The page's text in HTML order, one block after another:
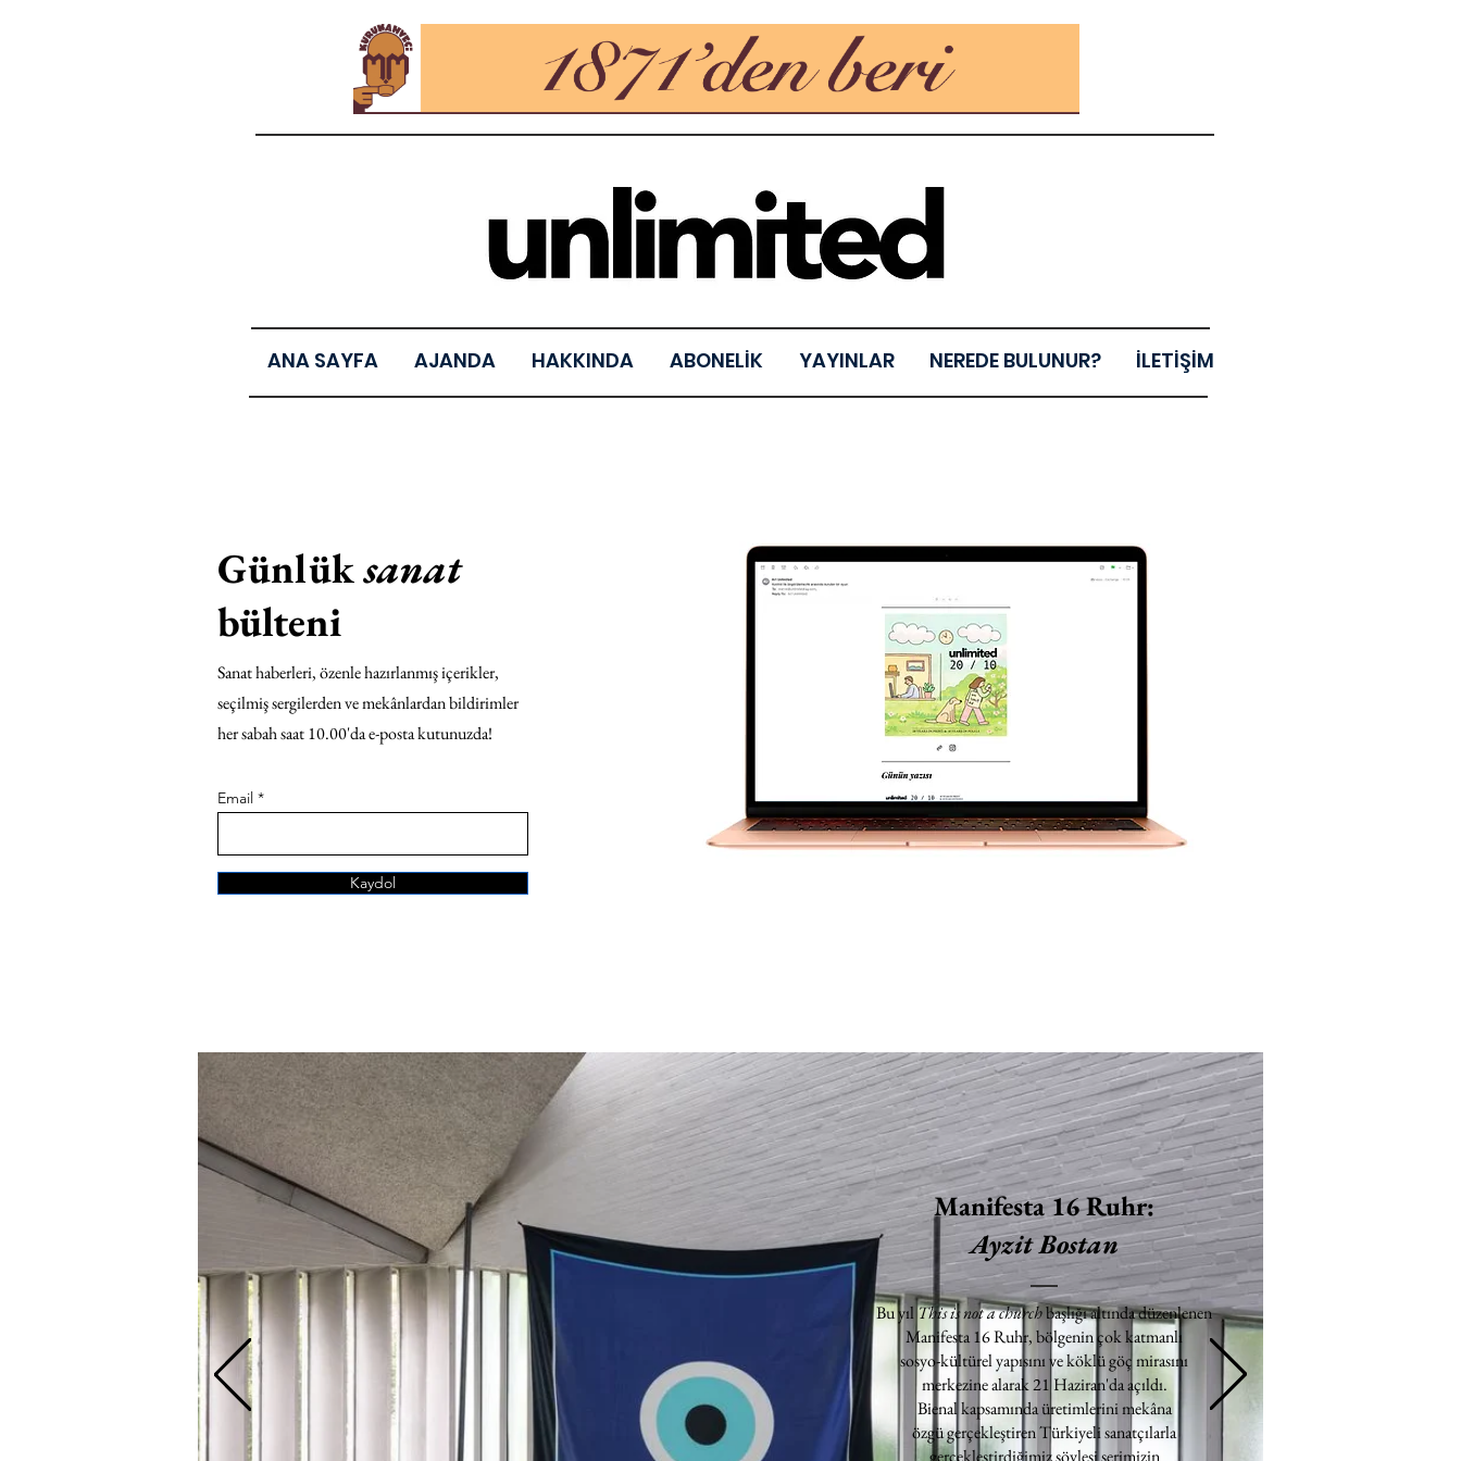
ANA SAYFA AJANDA HAKKINDA ABONELİK YAYINLAR NEREDE BULUNUR? İLETİŞİM
Günlüksanat
bülteni
Sanat haberleri, özenle hazırlanmış içerikler,
seçilmiş sergilerden ve mekânlardan bildirimler
her sabah saat 10.00'da e-posta kutunuzda!
Email
Kaydol
Manifesta 16 Ruhr:
Ayzit Bostan
Bu yılThis is not a churchbaşlığı altında düzenlenen
Manifesta 16 Ruhr, bölgenin çok katmanlı
sosyo-kültürel yapısını ve köklü göç mirasını
merkezine alarak 21 Haziran'da açıldı.
Bienal kapsamında üretimlerini mekâna
özgü gerçekleştiren Türkiyeli sanatçılarla
gerçekleştirdiğimiz söyleşi serimizin